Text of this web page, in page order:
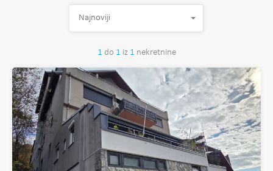
1 do 1 iz 1 nekretnine
Najnoviji